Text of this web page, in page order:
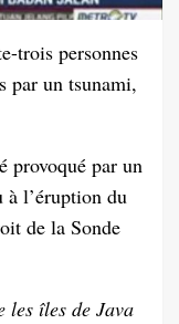
trois personnes
par un tsunami,
provoqué par un
à l’éruption du
de la Sonde
les îles de Java